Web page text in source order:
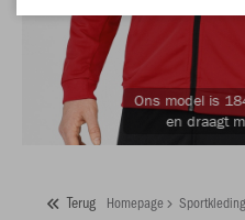
Ons model is
en draagt
Terug Homepage Sportkleding